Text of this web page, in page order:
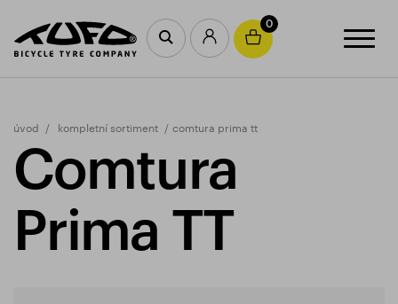
0
úvod kompletní sortiment comtura prima tt
Comtura
Prima TT